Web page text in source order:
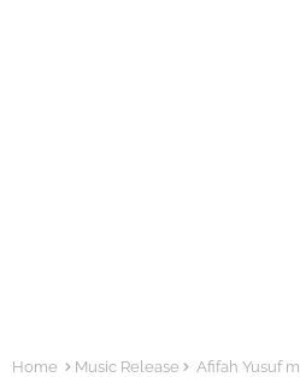
Home Music Release
Afifah Yusuf